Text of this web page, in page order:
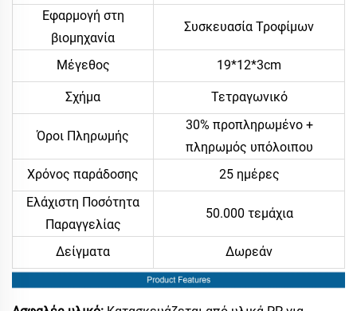
Εφαρμογή στη
βιομηχανία
Συσκευασία Τροφίμων
Μέγεθος 19*12*3cm
Σχήμα Τετραγωνικό
Όροι Πληρωμής
30% προπληρωμένο +
πληρωμός υπόλοιπου
Χρόνος παράδοσης
25 ημέρες
Ελάχιστη Ποσότητα
Παραγγελίας
50.000 τεμάχια
Δείγματα Δωρεάν